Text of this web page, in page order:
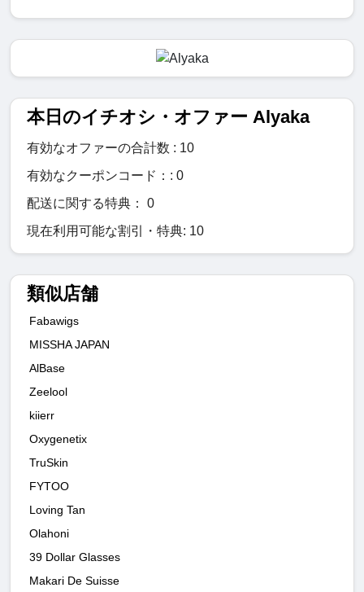
本日のイチオシ・オファー Alyaka
有効なオファーの合計数 : 10
有効なクーポンコード：: 0
配送に関する特典： 0
現在利用可能な割引・特典: 10
類似店舗
Fabawigs
MISSHA JAPAN
AlBase
Zeelool
kiierr
Oxygenetix
TruSkin
FYTOO
Loving Tan
Olahoni
39 Dollar Glasses
Makari De Suisse